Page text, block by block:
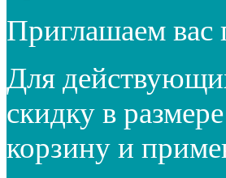
Приглашаем вас
Для
скидку в
корзину и